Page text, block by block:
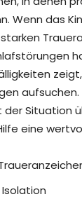
Wenn das
der Situation
eine
Isolation